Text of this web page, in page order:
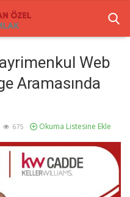
Web
Aramasında
675 Okuma Listesine Ekle